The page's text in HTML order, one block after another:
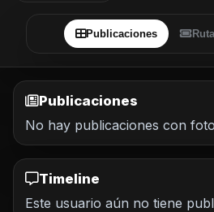
Publicaciones
Publicaciones
No hay publicaciones con
Timeline
Este usuario aún no tiene